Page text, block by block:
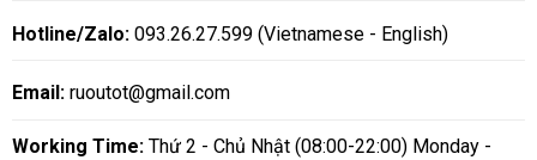
Hotline/Zalo:093.26.27.599 (Vietnamese - English)
Email: ruoutot@gmail.com
Working Time:Thứ 2 - Chủ Nhật (08:00-22:00) Monday -